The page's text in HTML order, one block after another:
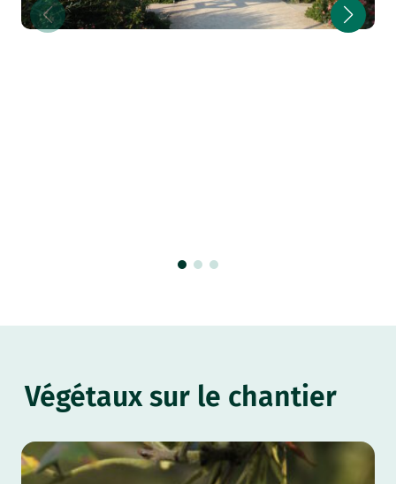
Végétaux sur le chantier